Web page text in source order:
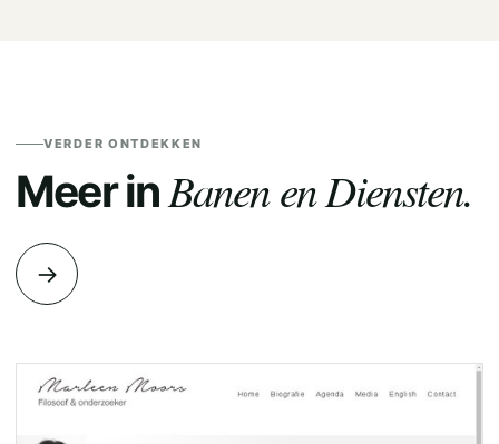
VERDER ONTDEKKEN
Meer inBanen en Diensten.
→